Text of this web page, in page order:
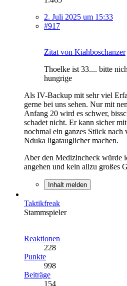
2. Juli 2025 um 15:33
#917
Zitat von Kiahboschanzer
Thoelke ist 33.... bitte
hungrige
Als IV-Backup mit sehr viel
gerne bei uns sehen. Nur mit
Anfang 20 wird es schwer,
schadet nicht. Er kann sicher
nochmal ein ganzes Stück
Nduka ligatauglicher machen.
Aber den Medizincheck würde
angehen und kein allzu großes
Inhalt melden
Taktikfreak
Stammspieler
Reaktionen
228
Punkte
998
Beiträge
154